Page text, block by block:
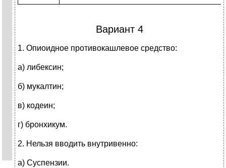
Вариант 4
1. Опиоидное противокашлевое средство:
а) либексин;
б) мукалтин;
в) кодеин;
г) бронхикум.
2. Нельзя вводить внутривенно:
а) Суспензии.